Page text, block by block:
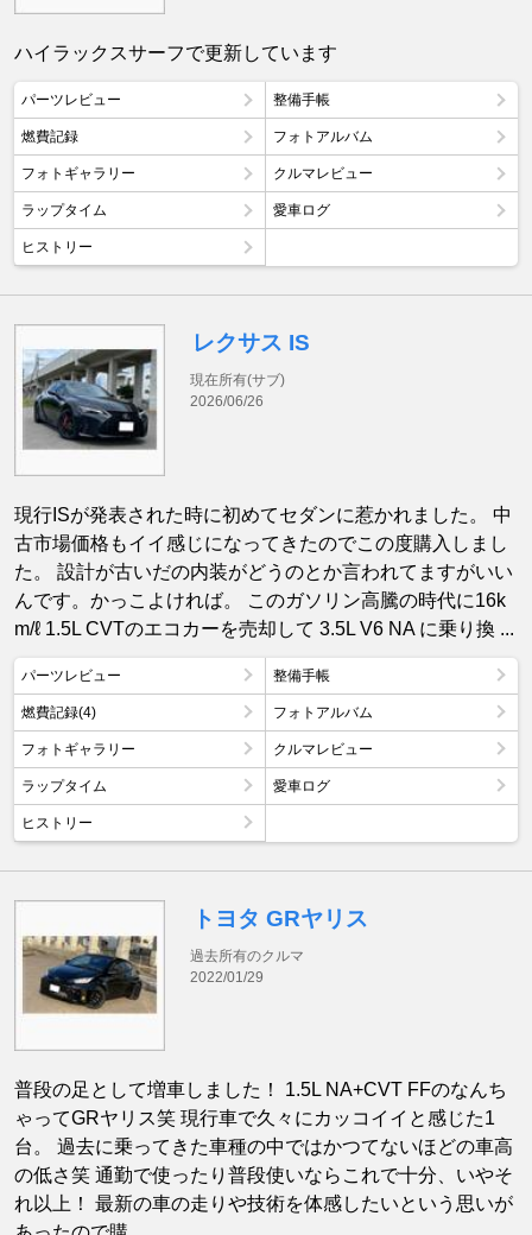
ハイラックスサーフで更新しています
パーツレビュー 整備手帳
燃費記録 フォトアルバム
フォトギャラリー クルマレビュー
ラップタイム 愛車ログ
ヒストリー
レクサス IS
現在所有(サブ)
2026/06/26
現行ISが発表された時に初めてセダンに惹かれました。 中
古市場価格もイイ感じになってきたのでこの度購入しまし
た。 設計が古いだの内装がどうのとか言われてますがいい
んです。かっこよければ。 このガソリン高騰の時代に16k
m/ℓ 1.5L CVTのエコカーを売却して 3.5L V6 NA に乗り換 ...
パーツレビュー 整備手帳
燃費記録(4) フォトアルバム
フォトギャラリー クルマレビュー
ラップタイム 愛車ログ
ヒストリー
トヨタ GRヤリス
過去所有のクルマ
2022/01/29
普段の足として増車しました！ 1.5L NA+CVT FFのなんち
ゃってGRヤリス笑 現行車で久々にカッコイイと感じた1
台。 過去に乗ってきた車種の中ではかつてないほどの車高
の低さ笑 通勤で使ったり普段使いならこれで十分、いやそ
れ以上！ 最新の車の走りや技術を体感したいという思いが